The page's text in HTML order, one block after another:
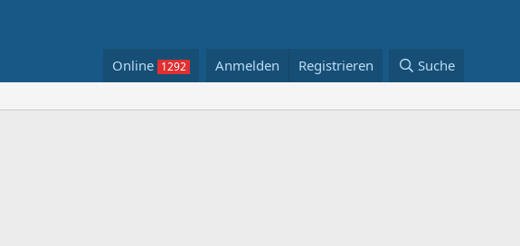
Online Anmelden Registrieren Suche